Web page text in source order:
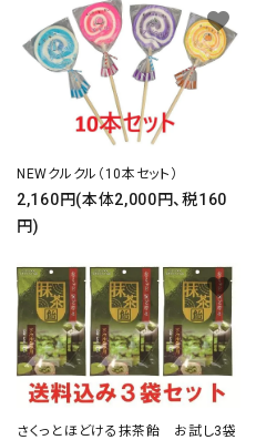
NEWクルクル（10本セット）
2,160円(本体2,000円、税160
円)
favorite
さくっとほどける抹茶飴 お試し3袋
favorite